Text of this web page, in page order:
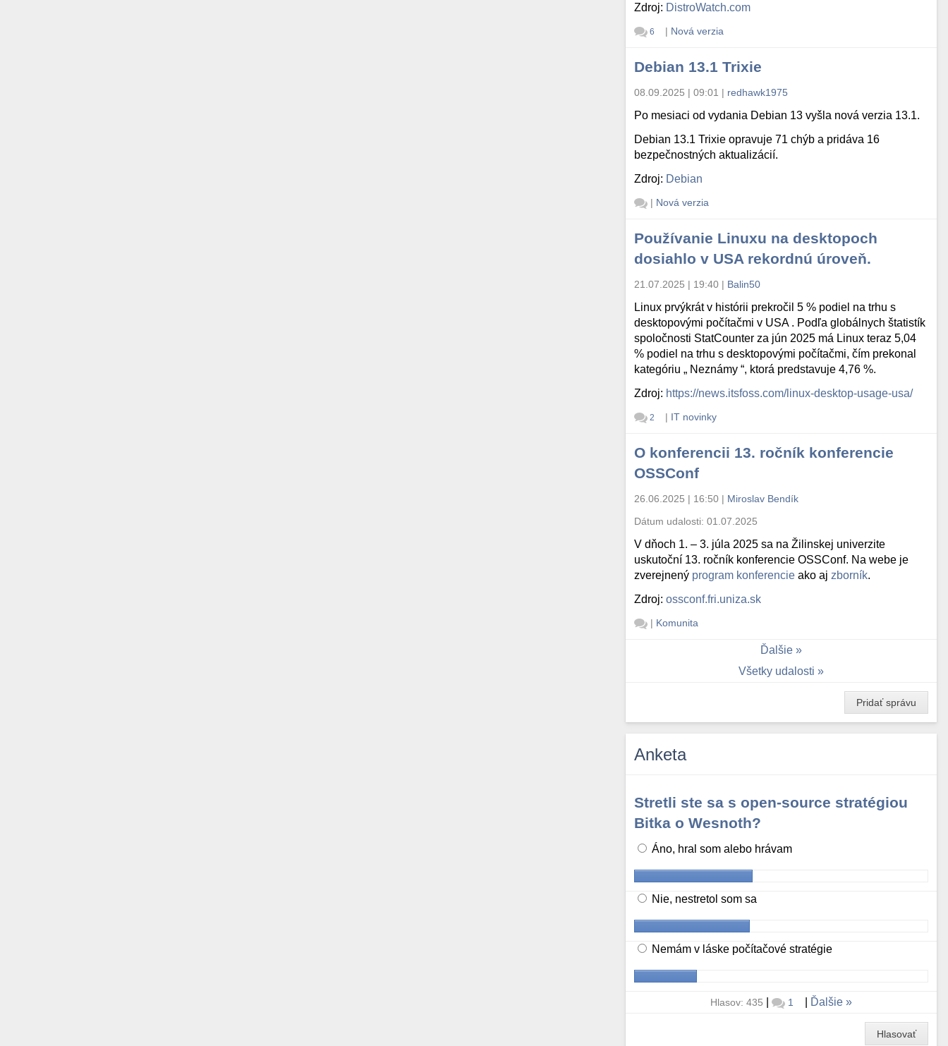
Zdroj: DistroWatch.com
6 | Nová verzia
Debian 13.1 Trixie
08.09.2025 | 09:01 | redhawk1975
Po mesiaci od vydania Debian 13 vyšla nová verzia 13.1.
Debian 13.1 Trixie opravuje 71 chýb a pridáva 16
bezpečnostných aktualizácií.
Zdroj: Debian
| Nová verzia
Používanie Linuxu na desktopoch
dosiahlo v USA rekordnú úroveň.
21.07.2025 | 19:40 | Balin50
Linux prvýkrát v histórii prekročil 5 % podiel na trhu s
desktopovými počítačmi v USA . Podľa globálnych štatistík
spoločnosti StatCounter za jún 2025 má Linux teraz 5,04
% podiel na trhu s desktopovými počítačmi, čím prekonal
kategóriu „ Neznámy “, ktorá predstavuje 4,76 %.
Zdroj: https://news.itsfoss.com/linux-desktop-usage-usa/
2 | IT novinky
O konferencii 13. ročník konferencie
OSSConf
26.06.2025 | 16:50 | Miroslav Bendík
Dátum udalosti:01.07.2025
V dňoch 1. – 3. júla 2025 sa na Žilinskej univerzite
uskutoční 13. ročník konferencie OSSConf. Na webe je
zverejnený program konferencie ako aj zborník.
Zdroj:ossconf.fri.uniza.sk
| Komunita
Ďalšie
Všetky udalosti
Pridať správu
Anketa
Stretli ste sa s open-source stratégiou
Bitka o Wesnoth?
Áno, hral som alebo hrávam
Nie, nestretol som sa
Nemám v láske počítačové stratégie
Hlasov: 435 | 1 Ďalšie
Hlasovať